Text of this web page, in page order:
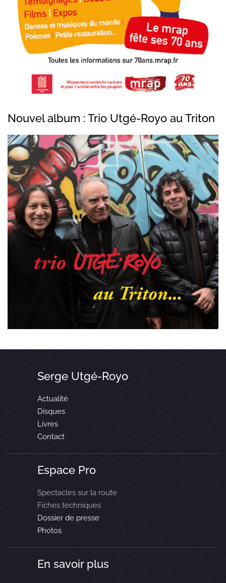
Nouvel album : Trio Utgé-Royo au Triton
Serge Utgé-Royo
Actualité
Disques
Livres
Contact
Espace Pro
Spectacles sur la route
Fiches techniques
Dossier de presse
Photos
En savoir plus